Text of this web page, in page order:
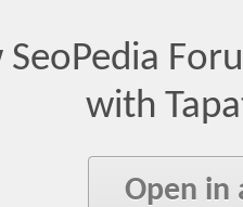
with
Open in